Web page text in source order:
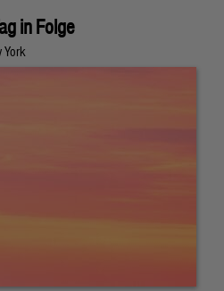
in Folge
York